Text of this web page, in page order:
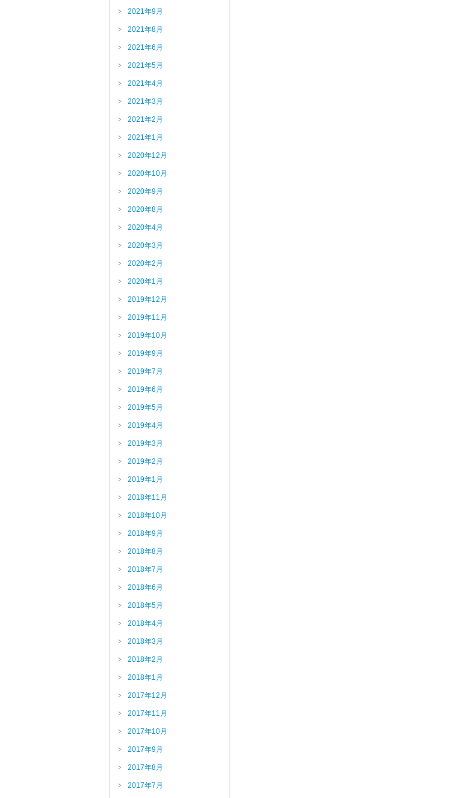
2021年9月
2021年8月
2021年6月
2021年5月
2021年4月
2021年3月
2021年2月
2021年1月
2020年12月
2020年10月
2020年9月
2020年8月
2020年4月
2020年3月
2020年2月
2020年1月
2019年12月
2019年11月
2019年10月
2019年9月
2019年7月
2019年6月
2019年5月
2019年4月
2019年3月
2019年2月
2019年1月
2018年11月
2018年10月
2018年9月
2018年8月
2018年7月
2018年6月
2018年5月
2018年4月
2018年3月
2018年2月
2018年1月
2017年12月
2017年11月
2017年10月
2017年9月
2017年8月
2017年7月